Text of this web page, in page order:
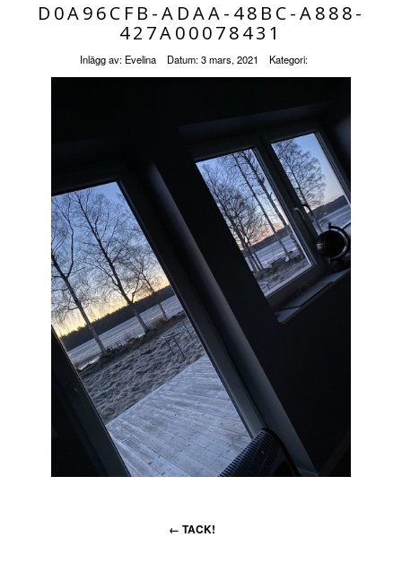
D0A96CFB-ADAA-48BC-A888-
427A00078431
Inlägg av: Evelina Datum:3 mars, 2021 Kategori:
← TACK!